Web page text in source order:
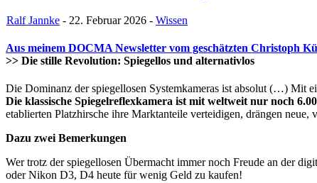
Ralf Jannke - 22. Februar 2026 - Wissen
Aus meinem DOCMA Newsletter vom geschätzten Christoph
>> Die stille Revolution: Spiegellos und alternativlos
Die Dominanz der spiegellosen Systemkameras ist absolut (…) Mit
Die klassische Spiegelreflexkamera ist mit weltweit nur noch
etablierten Platzhirsche ihre Marktanteile verteidigen, drängen
Dazu zwei Bemerkungen
Wer trotz der spiegellosen Übermacht immer noch Freude an der
oder Nikon D3, D4 heute für wenig Geld zu kaufen!